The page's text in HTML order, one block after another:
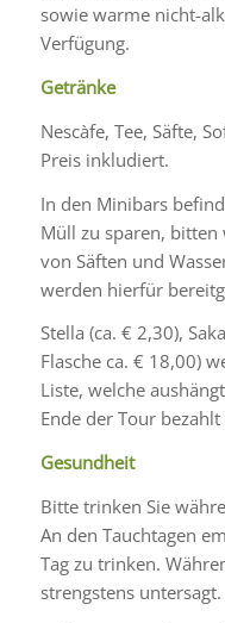
sowie warme nicht-
Verfügung.
Getränke
Nescàfe, Tee, Säfte,
Preis inkludiert.
In den Minibars
Müll zu sparen, bitten
von Säften und
werden hierfür
Stella (ca. € 2,30),
Flasche ca. € 18,00)
Liste, welche
Ende der Tour
Gesundheit
Bitte trinken Sie
An den Tauchtagen
Tag zu trinken.
strengstens untersagt.